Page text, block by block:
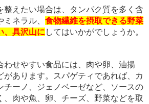
整えたい場合は、タンパク質を多く含
ネラル、 食物繊維を摂取できる野菜
、具沢山に してはいかがでしょうか。
わせやすい食品には、肉や卵、油揚
があります。スパゲティであれば、カ
チーノ、ジェノベーゼなど、ソースの
、肉や魚、卵、チーズ、野菜などを取